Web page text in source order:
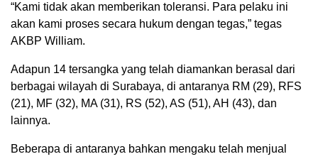
“Kami tidak akan memberikan toleransi. Para pelaku ini
akan kami proses secara hukum dengan tegas,” tegas
AKBP William.
Adapun 14 tersangka yang telah diamankan berasal dari
berbagai wilayah di Surabaya, di antaranya RM (29), RFS
(21), MF (32), MA (31), RS (52), AS (51), AH (43), dan
lainnya.
Beberapa di antaranya bahkan mengaku telah menjual